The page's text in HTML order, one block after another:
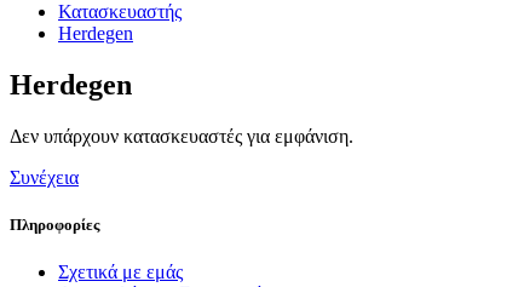
Κατασκευαστής
Herdegen
Herdegen
Δεν υπάρχουν κατασκευαστές για εμφάνιση.
Συνέχεια
Πληροφορίες
Σχετικά με εμάς